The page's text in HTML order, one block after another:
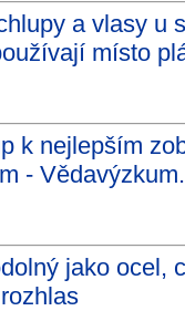
a vlasy u
místo
k nejlepším
-
jako ocel,